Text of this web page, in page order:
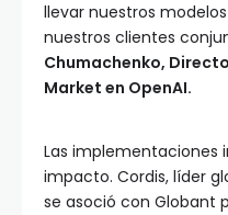
llevar nuestros
nuestros clientes
Chumachenko,
Market en OpenAI.
Las implementaciones
impacto. Cordis, líder
se asoció con Globant